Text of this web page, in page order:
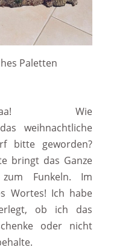
Wie
weihnachtliche
bitte geworden?
bringt das Ganze
Funkeln. Im
Wortes! Ich habe
ob ich das
oder nicht